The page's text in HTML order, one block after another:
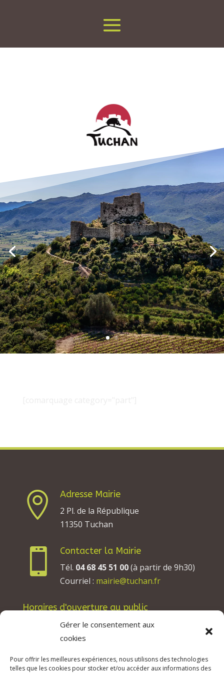
Gérer le consentement aux
cookies
Pour offrir les meilleures expériences, nous utilisons des technologies
telles que les cookies pour stocker et/ou accéder aux informations des

Adresse Mairie
2 Pl. de la République
11350 Tuchan

Contacter la Mairie
Tél. 04 68 45 51 00(à partir de 9h30)
Courriel : mairie@tuchan.fr
Horaires d'ouverture au public
Les lundis, mardis et jeudis : de 8h à 12h et de
13h30 à 17h30.
Les vendredis : de 8h à 12h.